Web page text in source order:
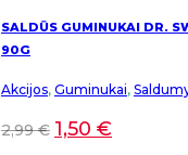
SALDŪS GUMINUKAI DR.
90G
Akcijos, Guminukai,
2,99€ 1,50 €